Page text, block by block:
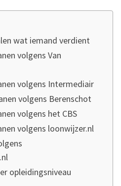
wat iemand verdient
volgens Van
volgens Intermediair
volgens Berenschot
volgens het CBS
volgens loonwijzer.nl
opleidingsniveau